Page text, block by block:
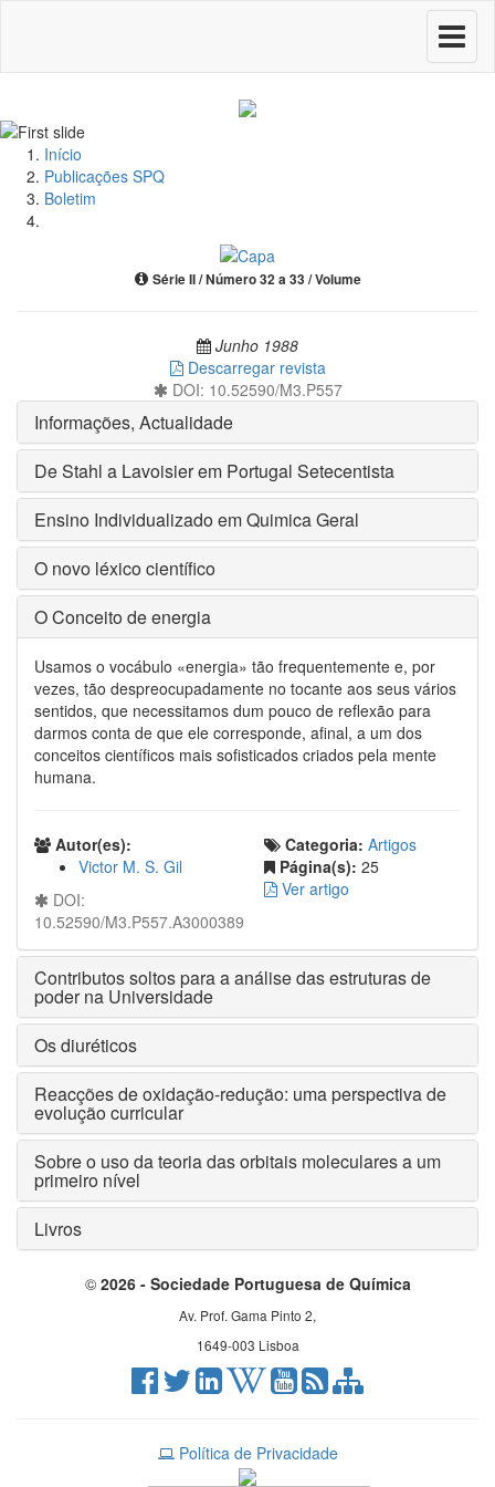
Toggle
Início
Publicações SPQ
Boletim
Série II / Número 32 a 33 / Volume
Junho 1988
Descarregar revista
DOI: 10.52590/M3.P557
Informações, Actualidade
De Stahl a Lavoisier em Portugal Setecentista
Ensino Individualizado em Quimica Geral
O novo léxico científico
O Conceito de energia
Usamos o vocábulo «energia» tão frequentemente e, por
vezes, tão despreocupadamente no tocante aos seus vários
sentidos, que necessitamos dum pouco de reflexão para
darmos conta de que ele corresponde, afinal, a um dos
conceitos científicos mais sofisticados criados pela mente
humana.
Autor(es):
Victor M. S. Gil
DOI:
10.52590/M3.P557.A3000389
Categoria: Artigos
Página(s): 25
Ver artigo
Contributos soltos para a análise das estruturas de
poder na Universidade
Os diuréticos
Reacções de oxidação-redução: uma perspectiva de
evolução curricular
Sobre o uso da teoria das orbitais moleculares a um
primeiro nível
Livros
© 2026 - Sociedade Portuguesa de Química
Av. Prof. Gama Pinto 2,
1649-003 Lisboa
Política de Privacidade